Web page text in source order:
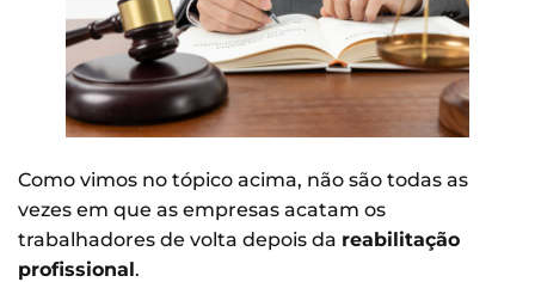
Como vimos no tópico acima, não são todas as
vezes em que as empresas acatam os
trabalhadores de volta depois da reabilitação
profissional.